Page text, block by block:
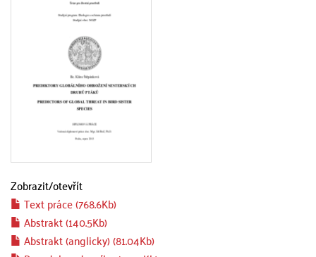
Zobrazit/otevřít
Text práce (768.6Kb)
Abstrakt (140.5Kb)
Abstrakt (anglicky) (81.04Kb)